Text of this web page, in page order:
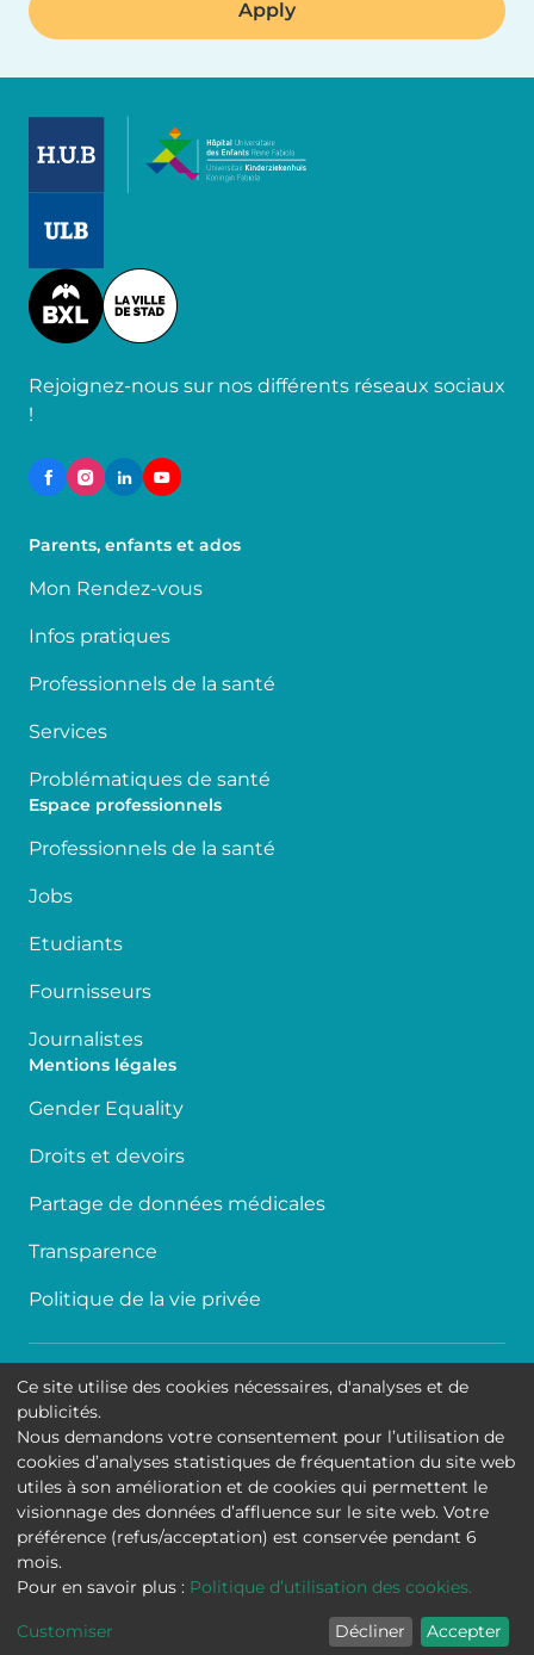
Image
Rejoignez-nous sur nos différents réseaux sociaux
!
Parents, enfants et ados
Mon Rendez-vous
Infos pratiques
Professionnels de la santé
Services
Problématiques de santé
Espace professionnels
Professionnels de la santé
Jobs
Etudiants
Fournisseurs
Journalistes
Mentions légales
Gender Equality
Droits et devoirs
Partage de données médicales
Transparence
Politique de la vie privée
Accessibilité
Contact
Cookies
Mentions légales
Hôpital Universitaire de Bruxelles
Ce site utilise des cookies nécessaires, d'analyses et de
publicités.
Nous demandons votre consentement pour l’utilisation de
cookies d’analyses statistiques de fréquentation du site web
utiles à son amélioration et de cookies qui permettent le
visionnage des données d’affluence sur le site web. Votre
préférence (refus/acceptation) est conservée pendant 6
mois.
Pour en savoir plus : Politique d’utilisation des cookies.
Customiser Décliner Accepter